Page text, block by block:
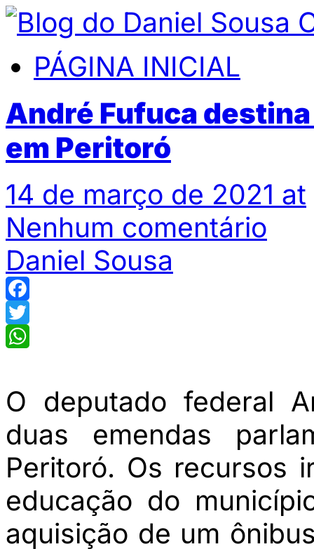
PÁGINA INICIAL
André Fufuca
em Peritoró
14 de março de 2021 at
Nenhum comentário
Daniel Sousa
Facebook
Twitter
O deputado federal
duas emendas
Peritoró. Os recursos
educação do
aquisição de um